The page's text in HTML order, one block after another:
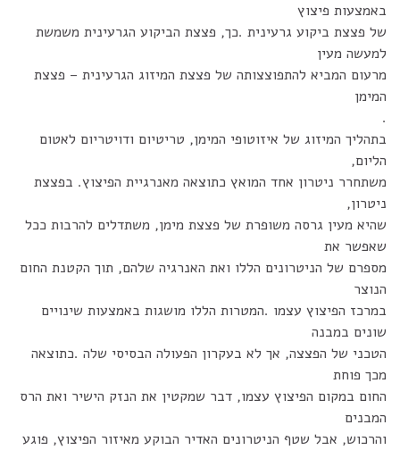
באמצעות פיצוץ
של פצצת ביקוע גרעינית .כך, פצצת הביקוע הגרעינית משמשת
למעשה מעין
מרעום המביא להתפוצצותה של פצצת המיזוג הגרעינית – פצצת
המימן
.
בתהליך המיזוג של איזוטופי המימן, טריטיום ודויטריום לאטום
הליום,
משתחרר ניטרון אחד המואץ כתוצאה מאנרגיית הפיצוץ. בפצצת
ניטרון,
שהיא מעין גרסה משופרת של פצצת מימן, משתדלים להרבות ככל
שאפשר את
מספרם של הניטרונים הללו ואת האנרגיה שלהם, תוך הקטנת החום
הנוצר
במרכז הפיצוץ עצמו .המטרות הללו מושגות באמצעות שינויים
שונים במבנה
הטכני של הפצצה, אך לא בעקרון הפעולה הבסיסי שלה .כתוצאה
מכך פוחת
החום במקום הפיצוץ עצמו, דבר שמקטין את הנזק הישיר ואת הרס
המבנים
והרכוש, אבל שטף הניטרונים האדיר הבוקע מאיזור הפיצוץ, פוגע